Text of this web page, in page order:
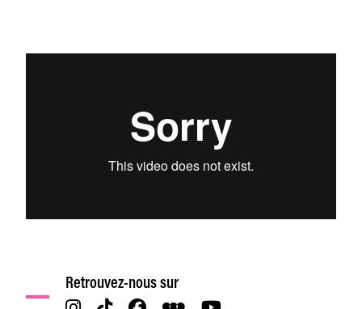
Retrouvez-nous sur